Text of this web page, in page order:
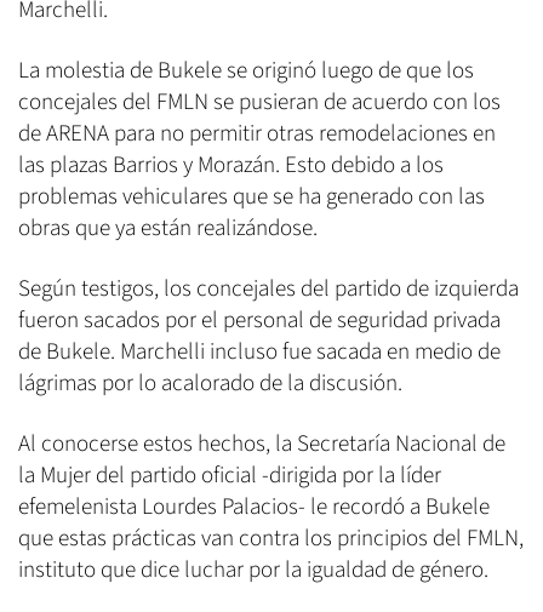
Marchelli.
La molestia de Bukele se originó luego de que los
concejales del FMLN se pusieran de acuerdo con los
de ARENA para no permitir otras remodelaciones en
las plazas Barrios y Morazán. Esto debido a los
problemas vehiculares que se ha generado con las
obras que ya están realizándose.
Según testigos, los concejales del partido de izquierda
fueron sacados por el personal de seguridad privada
de Bukele. Marchelli incluso fue sacada en medio de
lágrimas por lo acalorado de la discusión.
Al conocerse estos hechos, la Secretaría Nacional de
la Mujer del partido oficial -dirigida por la líder
efemelenista Lourdes Palacios- le recordó a Bukele
que estas prácticas van contra los principios del FMLN,
instituto que dice luchar por la igualdad de género.